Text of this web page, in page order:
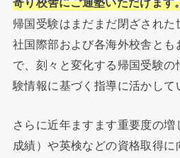
帰国受験はまだまだ閉ざされた
社国際部および各海外校舎とも
で、 刻々と変化する帰国受験の
験情報に基づく指導に活かして
さらに近年ますます重要度の
成績）や英検などの資格取得に